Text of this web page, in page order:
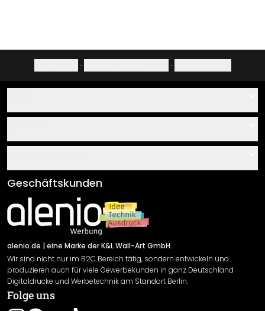
· ·
Über uns
Klebe- und Montageanleitungen
Newsletter An-/Abmeldung
Sendungsverfolgung
AGB
Impressum
Versand & Zahlung
Rücksendung
Widerrufsrecht
Datenschutzerklärung
Gewährleistung
Geschäftskunden
alenio.de | eine Marke der K&L Wall-Art GmbH.
Wir sind nicht nur im B2C Bereich tätig, sondern entwickeln und
produzieren auch für viele Gewerbekunden in ganz Deutschland
Digitaldrucke und Werbetechnik am Standort Berlin.
Folge uns